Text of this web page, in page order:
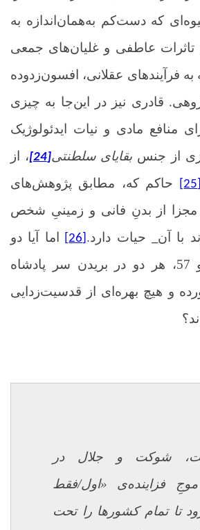
که دست‌کم به‌همان‌اندازه به
تاثرات عاطفی و غلیان‌های جمعی
فرآیندهای عقلانی، افسون‌زدوده
قادری نیز در این‌جا به چیزی
منافع مادی و نیات ایدئولوژیک
از جنس بقایای سلطنتی[24]
، از
حاکم که، مطابق پژوهش‌های
مجزا از بدنِ فانی و زمینیِ شخص
با آن حیات دارد.
اما آیا دو
انقلاب مشروطه و 57، هر دو در بریدن سر پادشاه
و هیچ بهره‌ای از قدسیت‌زدایی
شوکت و جلال در
فزاینده‌ی «اول/فقط
تا تمام کشورها را تحت